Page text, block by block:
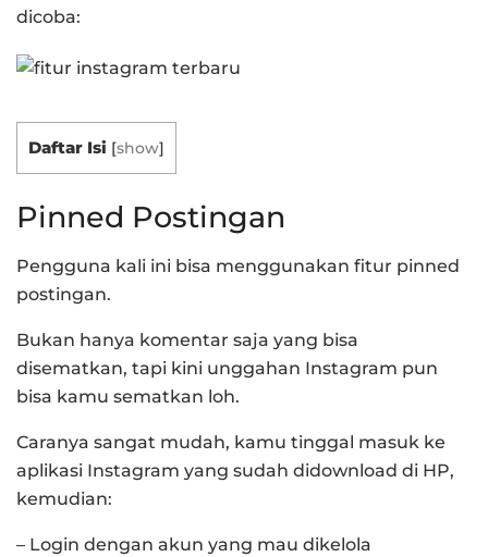
dicoba:
Daftar Isi [show]
Pinned Postingan
Pengguna kali ini bisa menggunakan fitur pinned
postingan.
Bukan hanya komentar saja yang bisa
disematkan, tapi kini unggahan Instagram pun
bisa kamu sematkan loh.
Caranya sangat mudah, kamu tinggal masuk ke
aplikasi Instagram yang sudah didownload di HP,
kemudian:
– Login dengan akun yang mau dikelola